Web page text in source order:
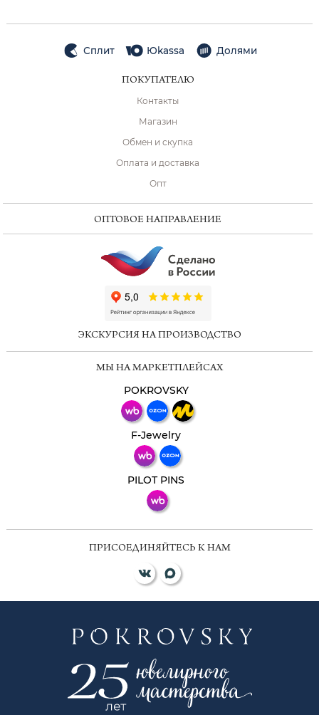
Сплит Юkassa Долями
ПОКУПАТЕЛЮ
Контакты
Магазин
Обмен и скупка
Оплата и доставка
Опт
ОПТОВОЕ НАПРАВЛЕНИЕ
ЭКСКУРСИЯ НА ПРОИЗВОДСТВО
МЫ НА МАРКЕТПЛЕЙСАХ
POKROVSKY
F-Jewelry
PILOT PINS
ПРИСОЕДИНЯЙТЕСЬ К НАМ